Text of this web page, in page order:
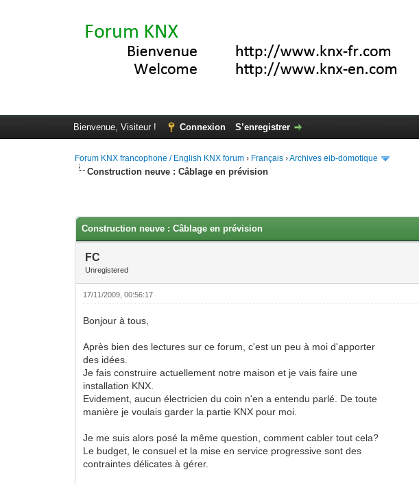
Bienvenue, Visiteur ! Connexion S’enregistrer
Forum KNX francophone / English KNX forum › Français ›Archives eib-domotique
Construction neuve : Câblage en prévision
Construction neuve : Câblage en prévision
FC
Unregistered
17/11/2009, 00:56:17
Bonjour à tous,
Après bien des lectures sur ce forum, c'est un peu à moi d'apporter
des idées.
Je fais construire actuellement notre maison et je vais faire une
installation KNX.
Evidement, aucun électricien du coin n'en a entendu parlé. De toute
manière je voulais garder la partie KNX pour moi.
Je me suis alors posé la même question, comment cabler tout cela?
Le budget, le consuel et la mise en service progressive sont des
contraintes délicates à gérer.